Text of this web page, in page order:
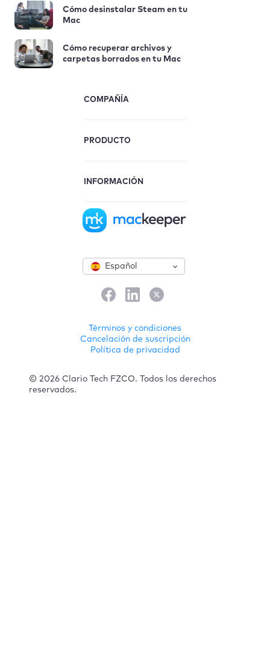
Cómo desinstalar Steam en tu
Mac
Cómo recuperar archivos y
carpetas borrados en tu Mac
Español
COMPAÑÍA
PRODUCTO
INFORMACIÓN
Términos y condiciones
Cancelación de suscripción
Política de privacidad
© 2026 Clario Tech FZCO. Todos los derechos
reservados.